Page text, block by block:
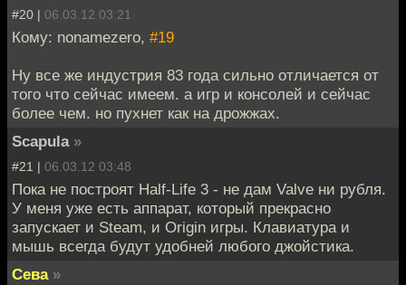
#20 | 06.03.12 03:21
Кому: nonamezero, #19
Ну все же индустрия 83 года сильно отличается от
того что сейчас имеем. а игр и консолей и сейчас
более чем. но пухнет как на дрожжах.
Scapula »
#21 | 06.03.12 03:48
Пока не построят Half-Life 3 - не дам Valve ни рубля.
У меня уже есть аппарат, который прекрасно
запускает и Steam, и Origin игры. Клавиатура и
мышь всегда будут удобней любого джойстика.
Сева »